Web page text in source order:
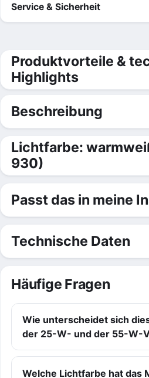
Service & Sicherheit
Produktvorteile &
Highlights
Beschreibung
Lichtfarbe:
930)
Passt das in meine
Technische Daten
Häufige Fragen
Wie unterscheidet sich
der 25-W- und der 55-W-
Welche Lichtfarbe hat das